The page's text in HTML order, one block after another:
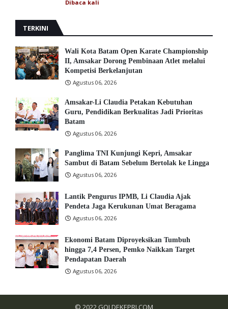
Dibaca kali
TERKINI
Wali Kota Batam Open Karate Championship
II, Amsakar Dorong Pembinaan Atlet melalui
Kompetisi Berkelanjutan
Agustus 06, 2026
Amsakar-Li Claudia Petakan Kebutuhan
Guru, Pendidikan Berkualitas Jadi Prioritas
Batam
Agustus 06, 2026
Panglima TNI Kunjungi Kepri, Amsakar
Sambut di Batam Sebelum Bertolak ke Lingga
Agustus 06, 2026
Lantik Pengurus IPMB, Li Claudia Ajak
Pendeta Jaga Kerukunan Umat Beragama
Agustus 06, 2026
Ekonomi Batam Diproyeksikan Tumbuh
hingga 7,4 Persen, Pemko Naikkan Target
Pendapatan Daerah
Agustus 06, 2026
© 2022 GOLDEKEPRI.COM